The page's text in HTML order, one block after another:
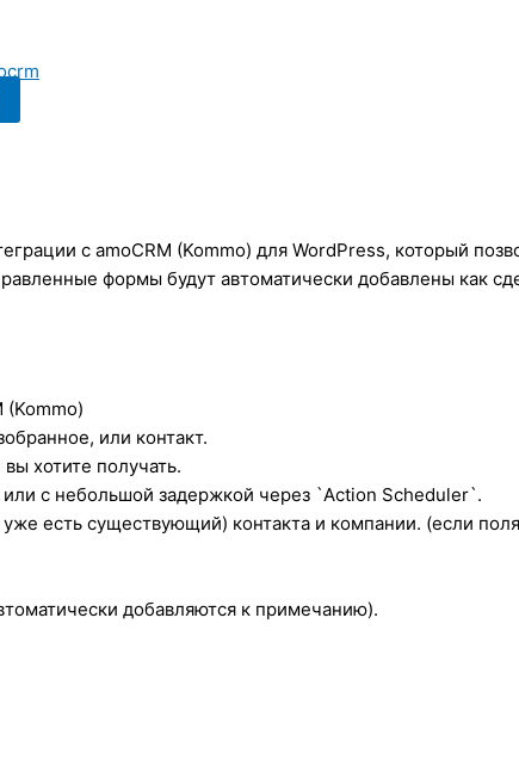
с amoCRM (Kommo) для WordPress, который
формы будут автоматически добавлены как
или контакт.
хотите получать.
с небольшой задержкой через `Action Scheduler`.
есть существующий) контакта и компании. (если
добавляются к примечанию).